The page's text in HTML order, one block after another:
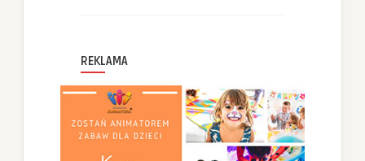
REKLAMA